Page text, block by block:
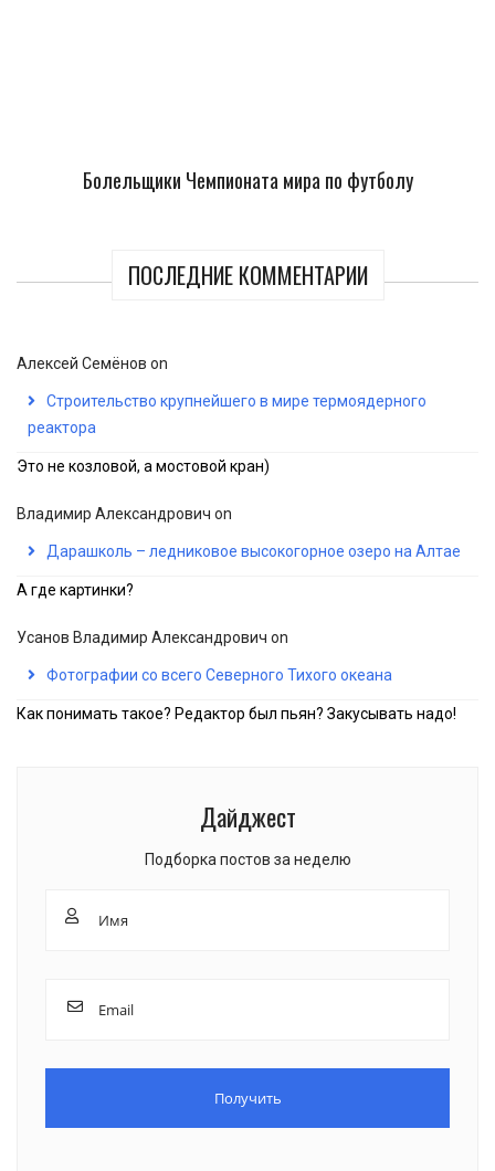
Болельщики Чемпионата мира по футболу
ПОСЛЕДНИЕ КОММЕНТАРИИ
Алексей Семёнов on
Строительство крупнейшего в мире термоядерного
реактора
Это не козловой, а мостовой кран)
Владимир Александрович on
Дарашколь – ледниковое высокогорное озеро на Алтае
А где картинки?
Усанов Владимир Александрович on
Фотографии со всего Северного Тихого океана
Как понимать такое? Редактор был пьян? Закусывать надо!
Дайджест
Подборка постов за неделю